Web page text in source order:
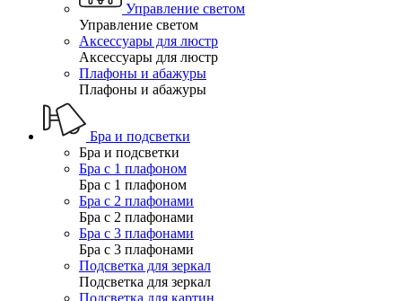
Управление светом
Управление светом
Аксессуары для люстр
Аксессуары для люстр
Плафоны и абажуры
Плафоны и абажуры
Бра и подсветки
Бра и подсветки
Бра с 1 плафоном
Бра с 1 плафоном
Бра с 2 плафонами
Бра с 2 плафонами
Бра с 3 плафонами
Бра с 3 плафонами
Подсветка для зеркал
Подсветка для зеркал
Подсветка для картин